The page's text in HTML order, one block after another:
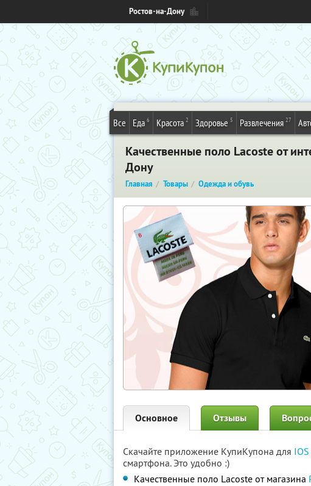
Ростов-на-Дону
Все Еда 6 Красота 2 Здоровье 5 Развлечения 27
Качественные поло Lacoste от
Дону
Главная Товары Одежда и обувь
Основное Отзывы
Скачайте приложение КупиКупона для IOS
смартфона. Это удобно :)
Качественные поло Lacoste от магазина